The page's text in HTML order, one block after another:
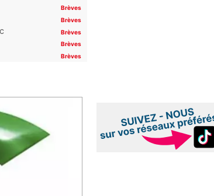
Brèves
Brèves
Brèves
Brèves
Brèves